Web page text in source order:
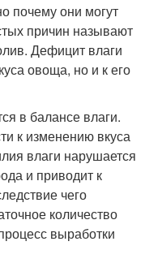
почему они могут
причин называют
Дефицит влаги
овоща, но и к его
в балансе влаги.
к изменению вкуса
влаги нарушается
и приводит к
чего
количество
выработки